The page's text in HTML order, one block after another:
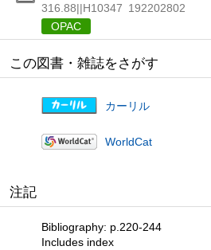
316.88||H10347 192202802
OPAC
この図書・雑誌をさがす
カーリル
WorldCat
注記
Bibliography: p.220-244
Includes index